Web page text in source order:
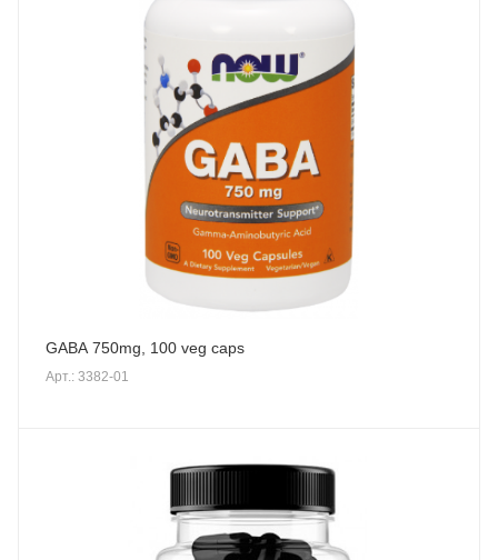
GABA 750mg, 100 veg caps
Арт.: 3382-01